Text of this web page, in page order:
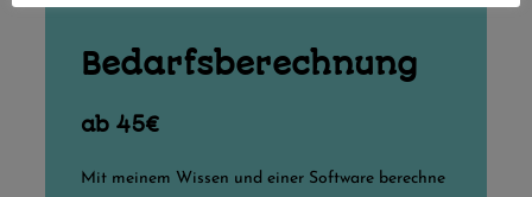
Bedarfsberechnung
ab 45€
Mit meinem Wissen und einer Software berechne